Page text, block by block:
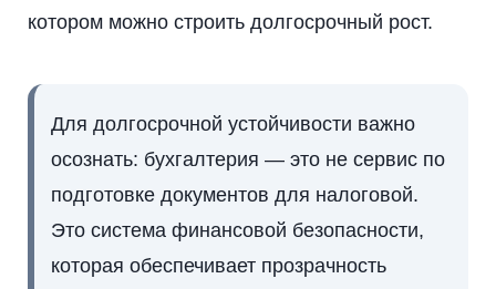
котором можно строить долгосрочный рост.
Для долгосрочной устойчивости важно
осознать: бухгалтерия — это не сервис по
подготовке документов для налоговой.
Это система финансовой безопасности,
которая обеспечивает прозрачность